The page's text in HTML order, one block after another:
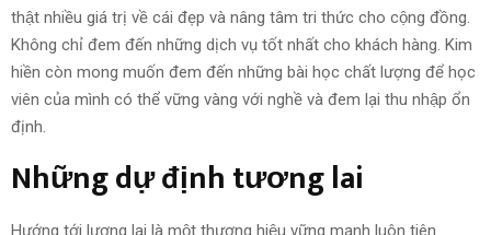
thật nhiều giá trị về cái đẹp và nâng tâm tri thức cho cộng đồng.
Không chỉ đem đến những dịch vụ tốt nhất cho khách hàng. Kim
hiền còn mong muốn đem đến những bài học chất lượng để học
viên của mình có thể vững vàng với nghề và đem lại thu nhập ổn
định.
Những dự định tương lai